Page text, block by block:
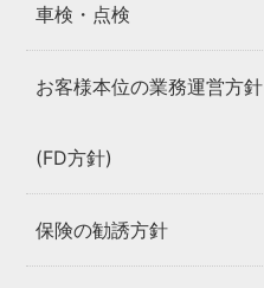
車検・点検
お客様本位の業務運営方針
(FD方針)
保険の勧誘方針